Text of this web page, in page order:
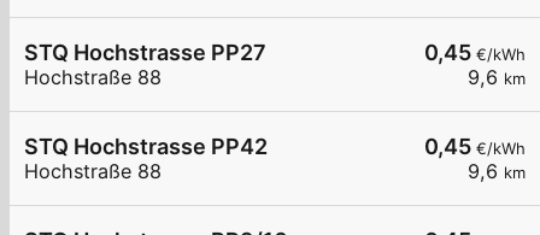
0,45 €/kWh
9,6 km
STQ Hochstrasse PP27
Hochstraße 88
0,45 €/kWh
9,6 km
STQ Hochstrasse PP42
Hochstraße 88